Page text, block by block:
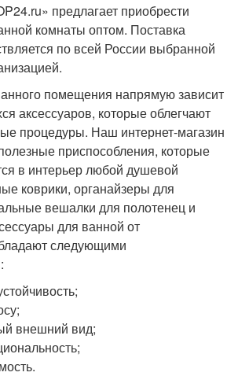
предлагает приобрести
комнаты оптом. Поставка
по всей России выбранной
помещения напрямую зависит
аксессуаров, которые облегчают
процедуры. Наш интернет-магазин
приспособления, которые
в интерьер любой душевой
коврики, органайзеры для
вешалки для полотенец и
для ванной от
следующими
внешний вид;